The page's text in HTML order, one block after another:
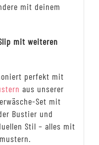
mit deinem
mit weiteren
perfekt mit
aus unserer
Set mit
Bustier und
Stil – alles mit